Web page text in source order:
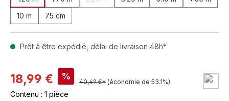
10 m
75 cm
Prêt à être expédié, délai de livraison 48h*
18,99 € %
40,49 €* (économie de 53.1%)
Contenu : 1 pièce